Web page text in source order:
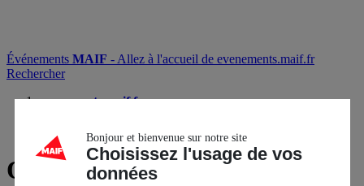
Événements MAIF - Allez à l'accueil de evenements.maif.fr
Rechercher
evenements.maif.fr
Questions sur l’événement ?
Questionssur l’événement ?
Bonjour et bienvenue sur notre site
Choisissez l'usage de vos
données